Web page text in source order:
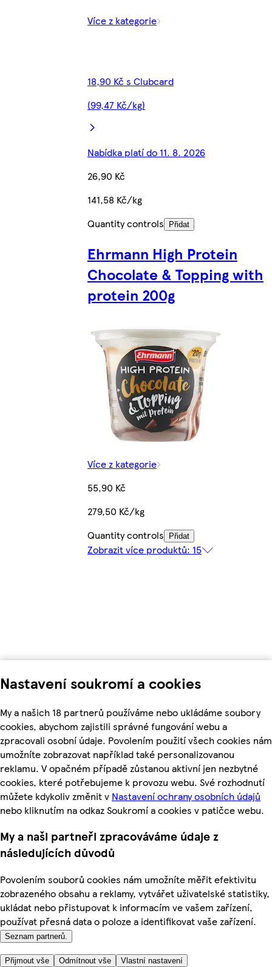
Nastavení soukromí a cookies
My a našich 18 partnerů používáme nebo ukládáme soubory
cookies, abychom zajistili správné fungování webu a
zpracovali osobní údaje. Povolením použití všech cookies nám
umožníte zobrazovat například také personalizovanou
reklamu. V opačném případě zůstanou aktivní jen nezbytné
cookies, které potřebujeme k provozu webu. Své rozhodnutí
můžete kdykoliv změnit v Nastavení ochrany osobních údajů
nebo kliknutím na odkaz Soukromí a cookies v patičce webu.
My a naši partneři zpracováváme údaje z
následujících důvodů
Povolením souborů cookies nám umožníte měřit efektivitu
zobrazeného obsahu a reklamy, vytvářet uživatelské statistiky,
ukládat nebo přistupovat k informacím ve vašem zařízení,
používat přesná data o poloze a identifikovat vaše zařízení.
Seznam partnerů.
Přijmout vše Odmítnout vše Vlastní nastavení
Více z kategorie
18,90 Kč s Clubcard
(99,47 Kč/kg)
Nabídka platí do 11. 8. 2026
26,90 Kč
141,58 Kč/kg
Quantity controls
Přidat
Ehrmann High Protein
Chocolate & Topping with
protein 200g
Více z kategorie
55,90 Kč
279,50 Kč/kg
Quantity controls
Přidat
Zobrazit více produktů: 15